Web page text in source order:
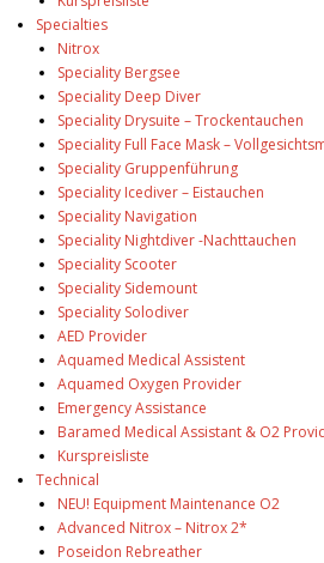
Specialties
Nitrox
Speciality Bergsee
Speciality Deep Diver
Speciality Drysuite – Trockentauchen
Speciality Full Face Mask –
Speciality Gruppenführung
Speciality Icediver – Eistauchen
Speciality Navigation
Speciality Nightdiver -Nachttauchen
Speciality Scooter
Speciality Sidemount
Speciality Solodiver
AED Provider
Aquamed Medical Assistent
Aquamed Oxygen Provider
Emergency Assistance
Baramed Medical Assistant & O2
Kurspreisliste
Technical
NEU! Equipment Maintenance O2
Advanced Nitrox – Nitrox 2*
Poseidon Rebreather